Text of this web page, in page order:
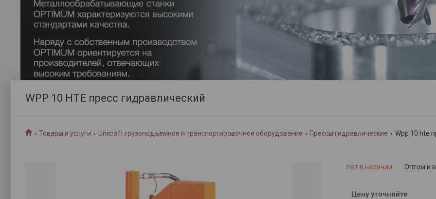
WPP 10 HTE пресс гидравлический
Товары и услуги Unicraft грузоподъемное и транспортировочное оборудование Прессы гидравлические Wpp 10 hte
Нет в наличии Оптом и
Цену уточняйте